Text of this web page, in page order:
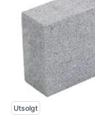
Utsolgt